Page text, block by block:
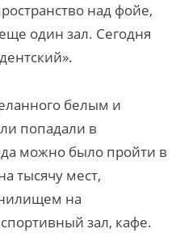
над фойе,
один зал. Сегодня
белым и
попадали в
можно было пройти в
тысячу мест,
на
зал, кафе.